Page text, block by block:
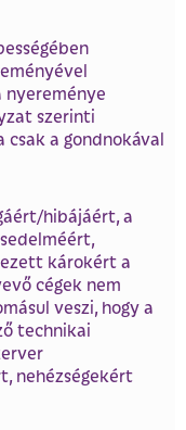
nyereménye
szerinti
csak a gondnokával
hibájáért, a
károkért a
cégek nem
veszi, hogy a
technikai
nehézségekért